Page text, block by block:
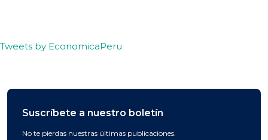
Tweets by EconomicaPeru
Suscríbete a nuestro boletín
No te pierdas nuestras últimas publicaciones.